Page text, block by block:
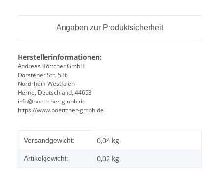
Angaben zur Produktsicherheit
Herstellerinformationen:
Andreas Böttcher GmbH
Dorstener Str. 536
Nordrhein-Westfalen
Herne, Deutschland, 44653
info@boettcher-gmbh.de
https://www.boettcher-gmbh.de
Produkteigenschaft
Wert
Versandgewicht: 0,04 kg
Artikelgewicht: 0,02 kg